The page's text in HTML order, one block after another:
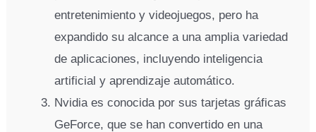
entretenimiento y videojuegos, pero ha
expandido su alcance a una amplia variedad
de aplicaciones, incluyendo inteligencia
artificial y aprendizaje automático.
Nvidia es conocida por sus tarjetas gráficas
GeForce, que se han convertido en una